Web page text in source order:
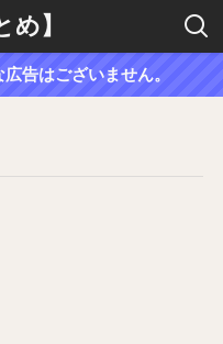
め】
はございません。